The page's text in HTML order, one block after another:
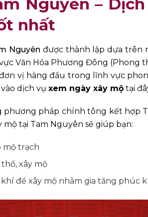
Nguyên –
nhất
Nguyên được thành lập dựa trên
Văn Hóa Phương Đông (Phong
vị hàng đầu trong lĩnh vực
dịch vụ xem ngày xây mộ tại
pháp chính tông kết hợp
mộ tại Tam Nguyên sẽ giúp bạn:
mộ trạch
xây mộ
để xây mộ nhằm gia tăng phúc